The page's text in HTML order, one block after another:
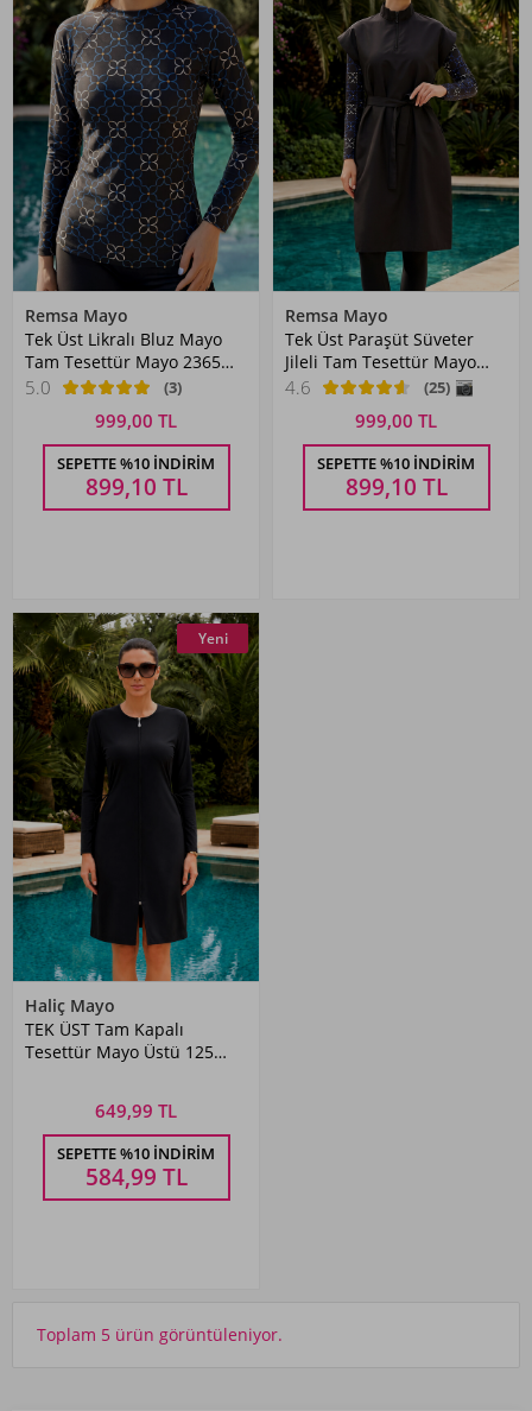
Remsa Mayo
Tek Üst Likralı Bluz Mayo
Tam Tesettür Mayo 2365
Siyah
5.0 (3)
999,00 TL
SEPETTE %10 İNDIRIM
899,10 TL
Remsa Mayo
Tek Üst Paraşüt Süveter
Jileli Tam Tesettür Mayo
2364 Siyah
4.6 (25)
999,00 TL
SEPETTE %10 İNDIRIM
899,10 TL
Yeni
Haliç Mayo
TEK ÜST Tam Kapalı
Tesettür Mayo Üstü 125
649,99 TL
SEPETTE %10 İNDIRIM
584,99 TL
Toplam 5 ürün görüntüleniyor.